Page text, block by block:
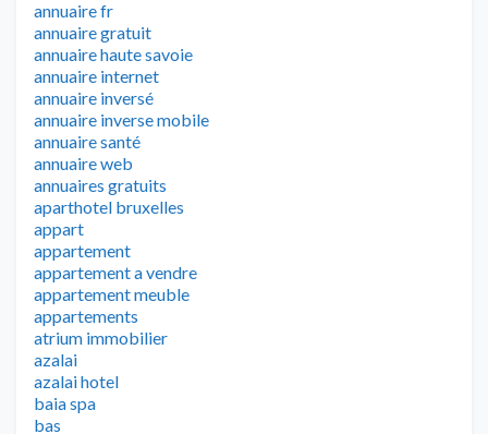
annuaire fr
annuaire gratuit
annuaire haute savoie
annuaire internet
annuaire inversé
annuaire inverse mobile
annuaire santé
annuaire web
annuaires gratuits
aparthotel bruxelles
appart
appartement
appartement a vendre
appartement meuble
appartements
atrium immobilier
azalai
azalai hotel
baia spa
bas